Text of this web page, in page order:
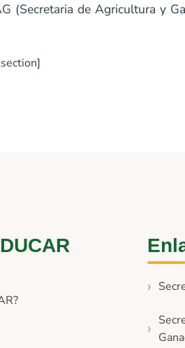
(Secretaria de Agricultura y